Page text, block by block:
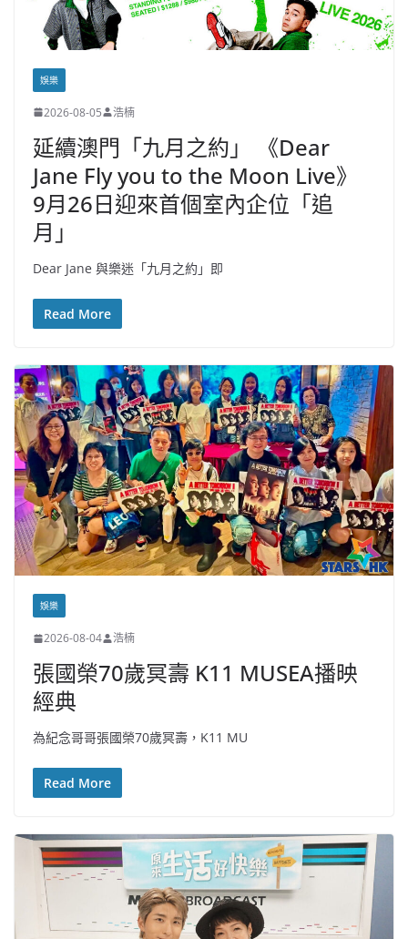
娛樂
2026-08-05 浩楠
延續澳門「九月之約」 《Dear
Jane Fly you to the Moon Live》
9月26日迎來首個室內企位「追
月」
Dear Jane 與樂迷「九月之約」即
Read More
娛樂
2026-08-04 浩楠
張國榮70歲冥壽 K11 MUSEA播映
經典
為紀念哥哥張國榮70歲冥壽，K11 MU
Read More